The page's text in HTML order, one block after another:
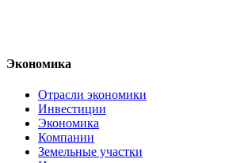
Экономика
Отрасли экономики
Инвестиции
Экономика
Компании
Земельные участки